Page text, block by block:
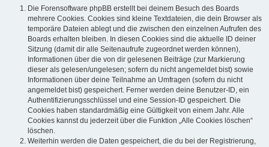
Die Forensoftware phpBB erstellt bei deinem Besuch des Boards
mehrere Cookies. Cookies sind kleine Textdateien, die dein Browser als
temporäre Dateien ablegt und die zwischen den einzelnen Aufrufen des
Boards erhalten bleiben. In diesen Cookies sind die aktuelle ID deiner
Sitzung (damit dir alle Seitenaufrufe zugeordnet werden können),
Informationen über die von dir gelesenen Beiträge (zur Markierung
dieser als gelesen/ungelesen; sofern du nicht angemeldet bist) sowie
Informationen über deine Teilnahme an Umfragen (sofern du nicht
angemeldet bist) gespeichert. Ferner werden deine Benutzer-ID, ein
Authentifizierungsschlüssel und eine Session-ID gespeichert. Die
Cookies haben standardmäßig eine Gültigkeit von einem Jahr. Alle
Cookies kannst du jederzeit über die Funktion „Alle Cookies löschen“
löschen.
Weiterhin werden die Daten gespeichert, die du bei der Registrierung,